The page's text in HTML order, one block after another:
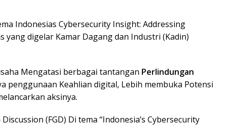
Indonesias Cybersecurity Insight: Addressing
yang digelar Kamar Dagang dan Industri (Kadin)
Mengatasi berbagai tantangan Perlindungan
penggunaan Keahlian digital, Lebih membuka Potensi
aksinya.
(FGD) Di tema “Indonesia’s Cybersecurity